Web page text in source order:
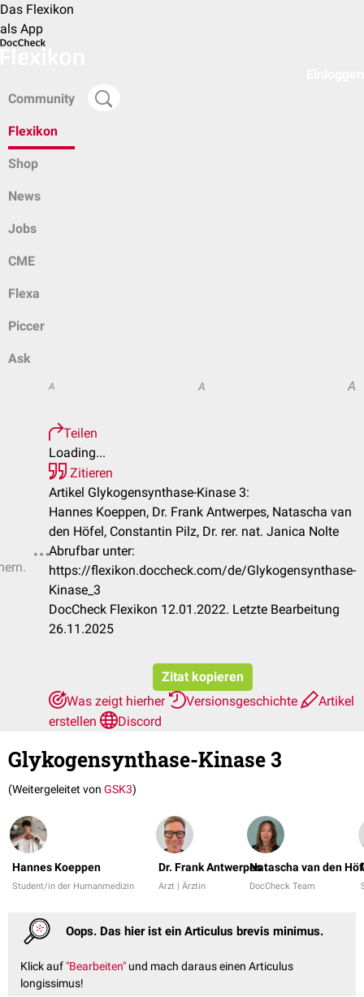
Das Flexikon
als App
Community
Flexikon
Shop
News
Jobs
CME
Flexa
Piccer
Ask
A A A
Teilen
Loading...
Zitieren
Artikel Glykogensynthase-Kinase 3:
Hannes Koeppen, Dr. Frank Antwerpes, Natascha van
den Höfel, Constantin Pilz, Dr. rer. nat. Janica Nolte
Abrufbar unter:
https://flexikon.doccheck.com/de/Glykogensynthase-
Kinase_3
DocCheck Flexikon 12.01.2022. Letzte Bearbeitung
26.11.2025
Zitat kopieren
Was zeigt hierher
Versionsgeschichte
Artikel
erstellen
Discord
Glykogensynthase-Kinase 3
(Weitergeleitet von GSK3)
Hannes Koeppen
Student/in der Humanmedizin
Dr. Frank Antwerpes
Arzt | Ärztin
Natascha van den
DocCheck Team
Oops. Das hier ist ein Articulus brevis minimus.
Klick auf "Bearbeiten" und mach daraus einen Articulus
longissimus!